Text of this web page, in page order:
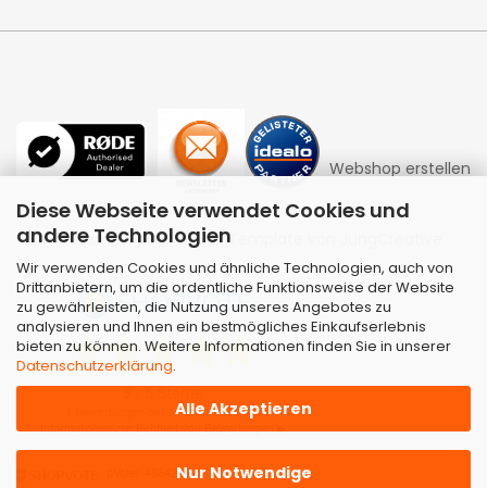
Diese Webseite verwendet Cookies und
andere Technologien
Wir verwenden Cookies und ähnliche Technologien, auch von
Drittanbietern, um die ordentliche Funktionsweise der Website
zu gewährleisten, die Nutzung unseres Angebotes zu
analysieren und Ihnen ein bestmögliches Einkaufserlebnis
bieten zu können. Weitere Informationen finden Sie in unserer
Datenschutzerklärung.
Alle Akzeptieren
Nur Notwendige
Webshop erstellen
mit Gambio.de © 2026 | Template von